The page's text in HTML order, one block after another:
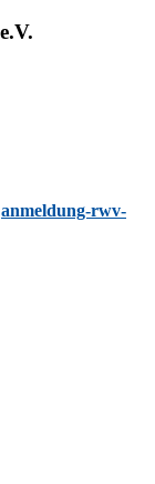
anmeldung-rwv-